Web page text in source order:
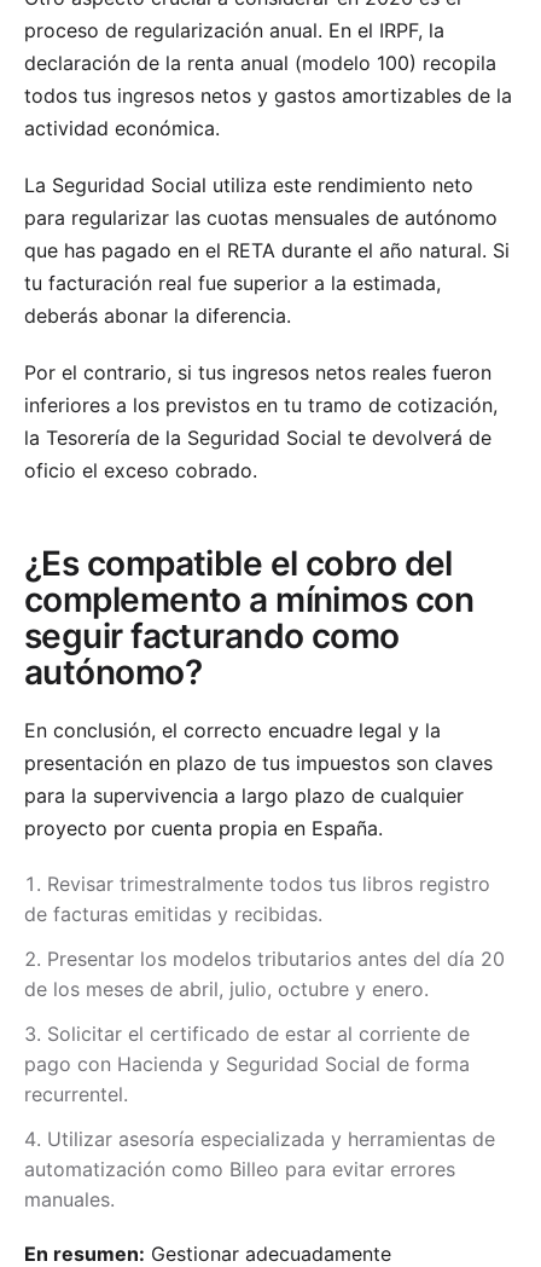
proceso de regularización anual. En el IRPF, la
declaración de la renta anual (modelo 100) recopila
todos tus ingresos netos y gastos amortizables de la
actividad económica.
La Seguridad Social utiliza este rendimiento neto
para regularizar las cuotas mensuales de autónomo
que has pagado en el RETA durante el año natural. Si
tu facturación real fue superior a la estimada,
deberás abonar la diferencia.
Por el contrario, si tus ingresos netos reales fueron
inferiores a los previstos en tu tramo de cotización,
la Tesorería de la Seguridad Social te devolverá de
oficio el exceso cobrado.
¿Es compatible el cobro del
complemento a mínimos con
seguir facturando como
autónomo?
En conclusión, el correcto encuadre legal y la
presentación en plazo de tus impuestos son claves
para la supervivencia a largo plazo de cualquier
proyecto por cuenta propia en España.
Revisar trimestralmente todos tus libros registro
de facturas emitidas y recibidas.
Presentar los modelos tributarios antes del día 20
de los meses de abril, julio, octubre y enero.
Solicitar el certificado de estar al corriente de
pago con Hacienda y Seguridad Social de forma
recurrentel.
Utilizar asesoría especializada y herramientas de
automatización como Billeo para evitar errores
manuales.
En resumen: Gestionar adecuadamente